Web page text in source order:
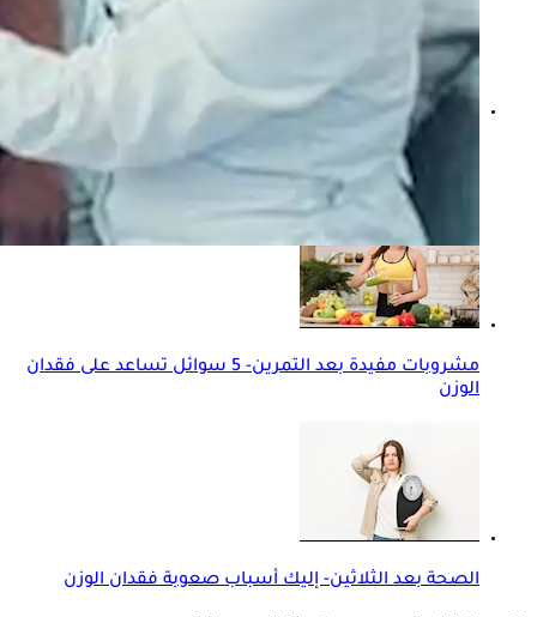
استشارية تغذية توضح العلاقة بين فقدان الوزن السريع
وشيخوخة الجلد
مشروبات مفيدة بعد التمرين- 5 سوائل تساعد على فقدان
الوزن
الصحة بعد الثلاثين- إليك أسباب صعوبة فقدان الوزن